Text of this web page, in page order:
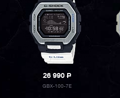
26 990P
GBX-100-7E